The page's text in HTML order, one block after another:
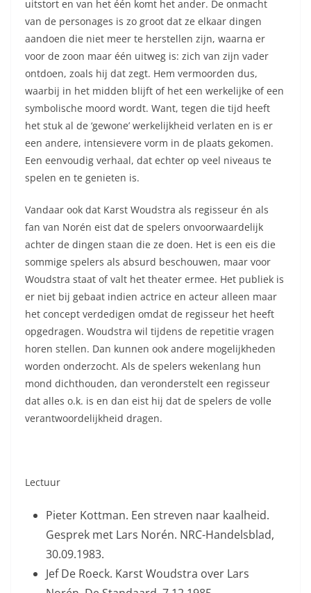
uitstort en van het één komt het ander. De onmacht
van de personages is zo groot dat ze elkaar dingen
aandoen die niet meer te herstellen zijn, waarna er
voor de zoon maar één uitweg is: zich van zijn vader
ontdoen, zoals hij dat zegt. Hem vermoorden dus,
waarbij in het midden blijft of het een werkelijke of een
symbolische moord wordt. Want, tegen die tijd heeft
het stuk al de ‘gewone’ werkelijkheid verlaten en is er
een andere, intensievere vorm in de plaats gekomen.
Een eenvoudig verhaal, dat echter op veel niveaus te
spelen en te genieten is.
Vandaar ook dat Karst Woudstra als regisseur én als
fan van Norén eist dat de spelers onvoorwaardelijk
achter de dingen staan die ze doen. Het is een eis die
sommige spelers als absurd beschouwen, maar voor
Woudstra staat of valt het theater ermee. Het publiek is
er niet bij gebaat indien actrice en acteur alleen maar
het concept verdedigen omdat de regisseur het heeft
opgedragen. Woudstra wil tijdens de repetitie vragen
horen stellen. Dan kunnen ook andere mogelijkheden
worden onderzocht. Als de spelers wekenlang hun
mond dichthouden, dan veronderstelt een regisseur
dat alles o.k. is en dan eist hij dat de spelers de volle
verantwoordelijkheid dragen.
Lectuur
Pieter Kottman. Een streven naar kaalheid.
Gesprek met Lars Norén. NRC-Handelsblad,
30.09.1983.
Jef De Roeck. Karst Woudstra over Lars